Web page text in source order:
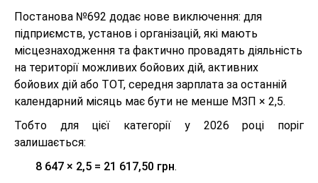
Постанова №692 додає нове виключення: для
підприємств, установ і організацій, які мають
місцезнаходження та фактично провадять діяльність
на території можливих бойових дій, активних
бойових дій або ТОТ, середня зарплата за останній
календарний місяць має бути не менше МЗП × 2,5.
Тобто для цієї категорії у 2026 році поріг
залишається:
8 647 × 2,5 = 21 617,50 грн.